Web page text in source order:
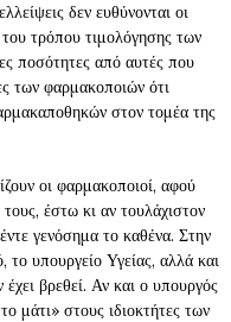
δεν ευθύνονται οι
του τρόπου τιμολόγησης των
ποσότητες από αυτές που
των φαρμακοποιών ότι
στον τομέα της
οι φαρμακοποιοί, αφού
έστω κι αν τουλάχιστον
γενόσημα το καθένα. Στην
το υπουργείο Υγείας, αλλά και
βρεθεί. Αν και ο υπουργός
μάτι» στους ιδιοκτήτες των